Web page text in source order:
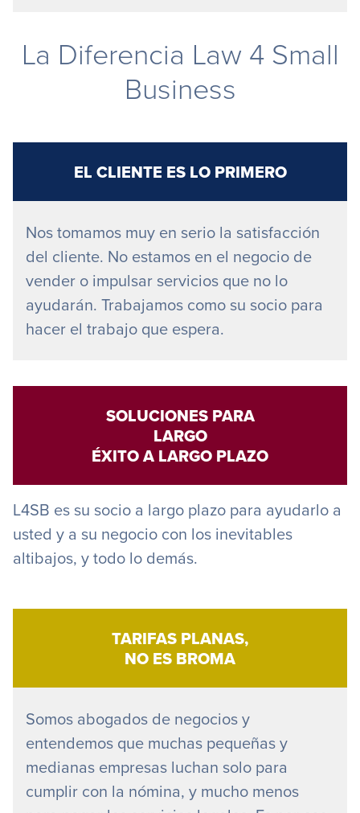
La Diferencia Law 4 Small
Business
EL CLIENTE ES LO PRIMERO
Nos tomamos muy en serio la satisfacción
del cliente. No estamos en el negocio de
vender o impulsar servicios que no lo
ayudarán. Trabajamos como su socio para
hacer el trabajo que espera.
SOLUCIONES PARA
LARGO
ÉXITO A LARGO PLAZO
L4SB es su socio a largo plazo para ayudarlo a
usted y a su negocio con los inevitables
altibajos, y todo lo demás.
TARIFAS PLANAS,
NO ES BROMA
Somos abogados de negocios y
entendemos que muchas pequeñas y
medianas empresas luchan solo para
cumplir con la nómina, y mucho menos